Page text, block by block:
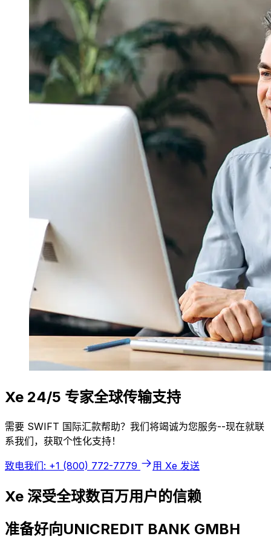
Xe 24/5 专家全球传输支持
需要 SWIFT 国际汇款帮助？我们将竭诚为您服务--现在就联
系我们，获取个性化支持！
致电我们: +1 (800) 772-7779 用 Xe 发送
Xe 深受全球数百万用户的信赖
准备好向UNICREDIT BANK GMBH